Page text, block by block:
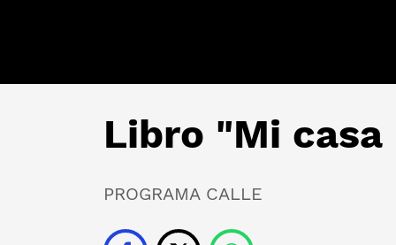
Libro "Mi
PROGRAMA CALLE